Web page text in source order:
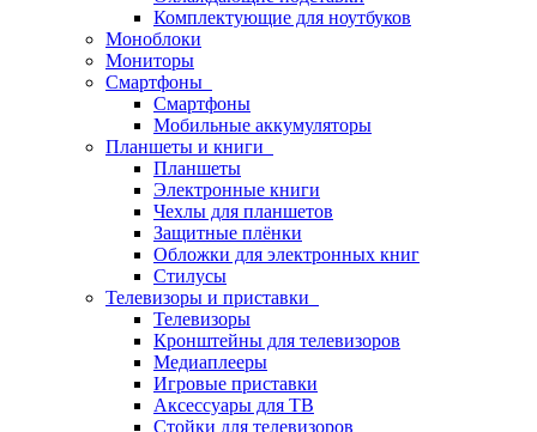
Комплектующие для ноутбуков
Моноблоки
Мониторы
Смартфоны
Смартфоны
Мобильные аккумуляторы
Планшеты и книги
Планшеты
Электронные книги
Чехлы для планшетов
Защитные плёнки
Обложки для электронных книг
Стилусы
Телевизоры и приставки
Телевизоры
Кронштейны для телевизоров
Медиаплееры
Игровые приставки
Аксессуары для ТВ
Стойки для телевизоров